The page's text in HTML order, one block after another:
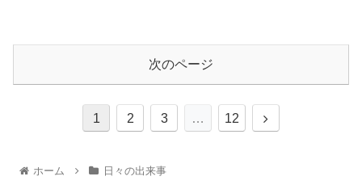
次のページ
1 2 3 … 12
ホーム 日々の出来事